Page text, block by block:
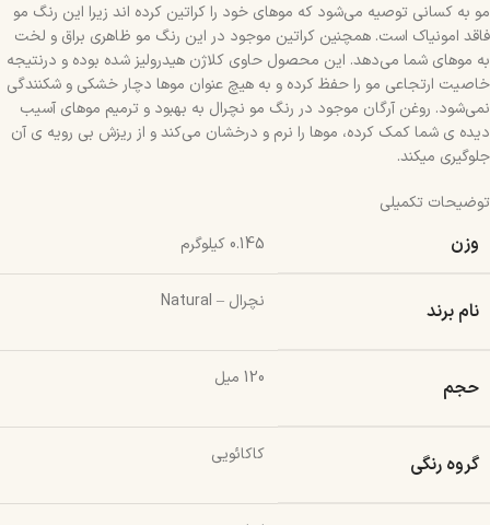
مو به کسانی توصیه می‌شود که موهای خود را کراتین کرده اند زیرا این رنگ مو
فاقد امونیاک است. همچنین کراتین موجود در این رنگ مو ظاهری براق و لخت
به موهای شما می‌دهد. این محصول حاوی کلاژن هیدرولیز شده بوده و درنتیجه
خاصیت ارتجاعی مو را حفظ کرده و به هیچ عنوان موها دچار خشکی و شکنندگی
نمی‌شود. روغن آرگان موجود در رنگ مو نچرال به بهبود و ترمیم موهای آسیب
دیده ی شما کمک کرده، موها را نرم و درخشان می‌کند و از ریزش بی رویه ی آن
جلوگیری میکند.
توضیحات تکمیلی
وزن 0.145 کیلوگرم
نام برند نچرال – Natural
حجم 120 میل
گروه رنگی کاکائویی